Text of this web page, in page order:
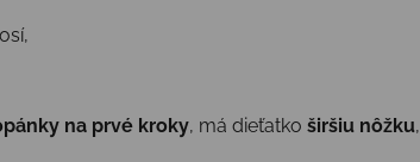
na prvé kroky, má dieťatko širšiu nôžku,